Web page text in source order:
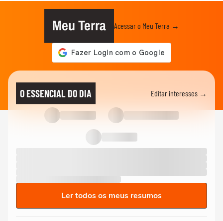
Meu Terra Acessar o Meu Terra →
O ESSENCIAL DO DIA Editar interesses →
Ler todos os meus resumos